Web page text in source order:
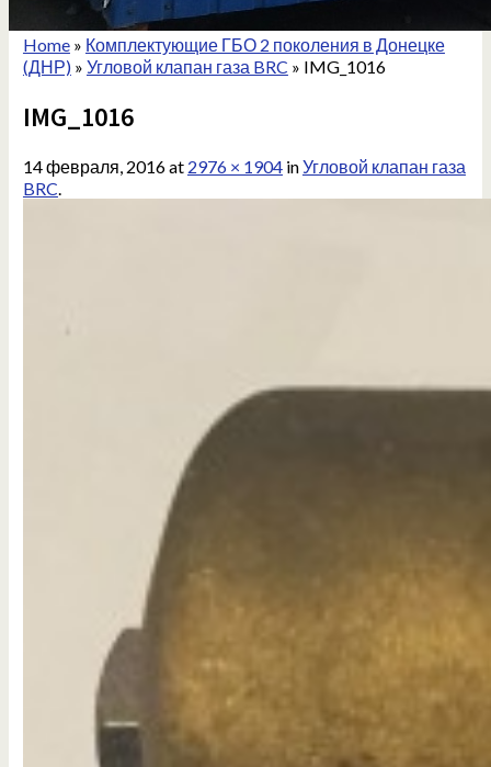
Home» Комплектующие ГБО 2 поколения в Донецке
(ДНР)» Угловой клапан газа BRC » IMG_1016
IMG_1016
14 февраля, 2016at 2976 × 1904inУгловой клапан газа
BRC.